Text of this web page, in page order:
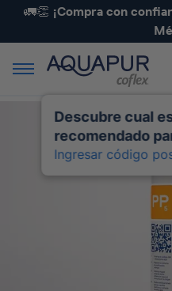
🚛👏 ¡Compra con
Descubre cual
recomendado
Ingresar código